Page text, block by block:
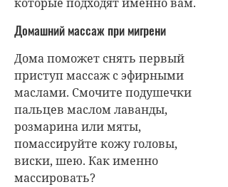
Домашний массаж при мигрени
Дома поможет снять первый
приступ массаж с эфирными
маслами. Смочите подушечки
пальцев маслом лаванды,
розмарина или мяты,
помассируйте кожу головы,
виски, шею. Как именно
массировать?